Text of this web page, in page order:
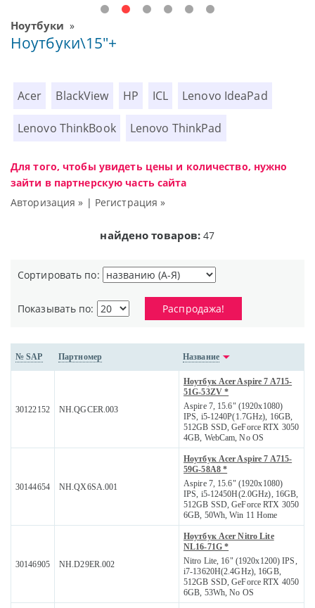
Ноутбуки »
Ноутбуки\15"+
Acer BlackView HP ICL Lenovo IdeaPad
Lenovo ThinkBook Lenovo ThinkPad
Для того, чтобы увидеть цены и количество, нужно
зайти в партнерскую часть сайта
Авторизация » | Регистрация »
найдено товаров: 47
Сортировать по:
Показывать по: Распродажа!
№ SAP Партномер Название
30122152 NH.QGCER.003
Ноутбук Acer Aspire 7 A715-
51G-53ZV *
Aspire 7, 15.6" (1920x1080)
IPS, i5-1240P(1.7GHz), 16GB,
512GB SSD, GeForce RTX 3050
4GB, WebCam, No OS
30144654 NH.QX6SA.001
Ноутбук Acer Aspire 7 A715-
59G-58A8 *
Aspire 7, 15.6" (1920x1080)
IPS, i5-12450H(2.0GHz), 16GB,
512GB SSD, GeForce RTX 3050
6GB, 50Wh, Win 11 Home
30146905 NH.D29ER.002
Ноутбук Acer Nitro Lite
NL16-71G *
Nitro Lite, 16" (1920x1200) IPS,
i7-13620H(2.4GHz), 16GB,
512GB SSD, GeForce RTX 4050
6GB, 53Wh, No OS